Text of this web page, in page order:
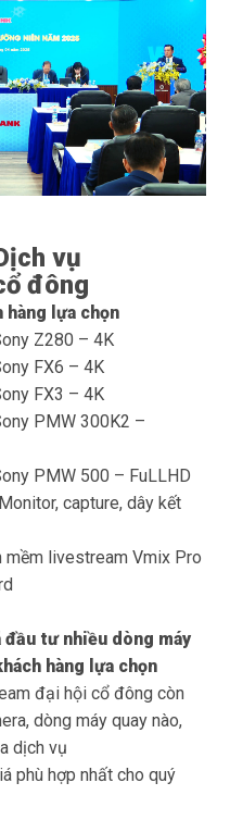
vụ
đông
hàng lựa chọn
Z280 – 4K
FX6 – 4K
FX3 – 4K
PMW 300K2 –
PMW 500 – FuLLHD
capture, dây kết
mềm livestream Vmix Pro
đầu tư nhiều dòng máy
hàng lựa chọn
đại hội cổ đông còn
dòng máy quay nào,
dịch vụ
phù hợp nhất cho quý